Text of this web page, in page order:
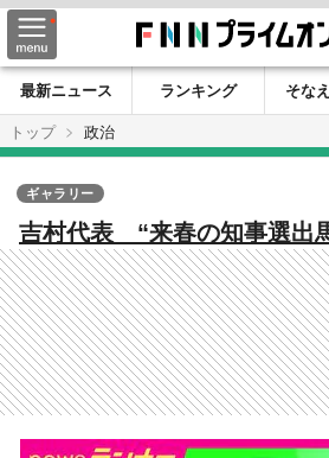
最新ニュース ランキング そな
トップ
政治
吉村代表 “来春の知事選出
至る前に松井さんには相談
井氏「大将は引くことも大
受け止めています」と反省
ギャラリー